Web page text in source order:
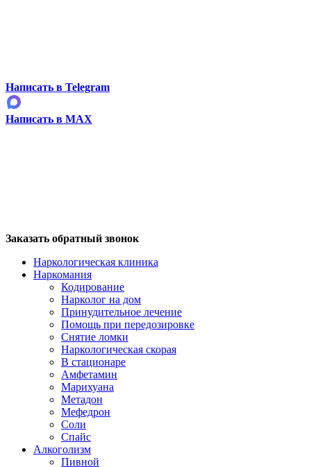
Написать в Telegram
Написать в MAX
Заказать обратный звонок
Наркологическая клиника
Наркомания
Кодирование
Нарколог на дом
Принудительное лечение
Помощь при передозировке
Снятие ломки
Наркологическая скорая
В стационаре
Амфетамин
Марихуана
Метадон
Мефедрон
Соли
Спайс
Алкоголизм
Пивной